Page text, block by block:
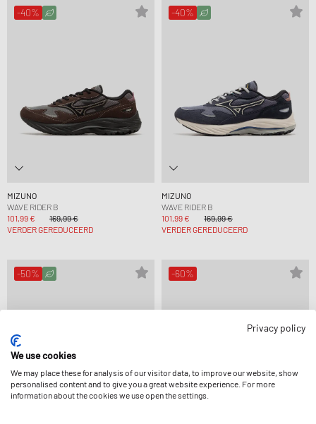
-40%
MIZUNO
WAVE RIDER B
101,99 €
169,99 €
VERDER GEREDUCEERD
-40%
MIZUNO
WAVE RIDER B
101,99 €
169,99 €
VERDER GEREDUCEERD
-50% -60%
Privacy policy
We use cookies
We may place these for analysis of our visitor data, to improve our website, show
personalised content and to give you a great website experience. For more
information about the cookies we use open the settings.